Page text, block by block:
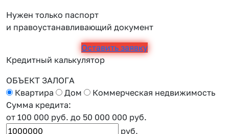
Нужен только паспорт
и правоустанавливающий документ
Оставить заявку
Кредитный калькулятор
ОБЪЕКТ ЗАЛОГА
Квартира
Дом
Коммерческая недвижимость
Сумма кредита:
от 100 000 руб. до 50 000 000 руб.
руб.